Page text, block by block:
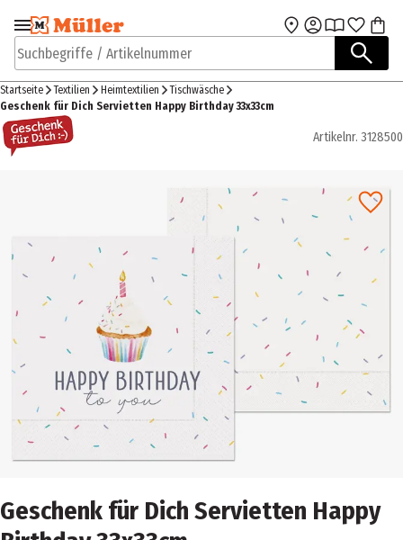
Zur Navigation
springen
Zum Hauptinhalt
Suchbegriffe / Artikelnummer
Startseite Textilien Heimtextilien
Tischwäsche
Geschenk für Dich Servietten Happy Birthday 33x33cm
Artikelnr. 3128500
Geschenk für Dich Servietten Happy